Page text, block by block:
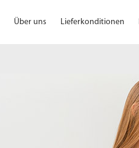
Über uns Lieferkonditionen